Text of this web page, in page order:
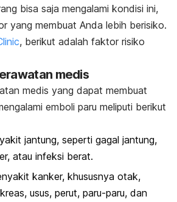
bisa saja mengalami kondisi ini,
yang membuat Anda lebih berisiko.
, berikut adalah faktor risiko
medis
medis yang dapat membuat
emboli paru meliputi berikut
jantung, seperti gagal jantung,
atau infeksi berat.
kanker, khususnya otak,
usus, perut, paru-paru, dan